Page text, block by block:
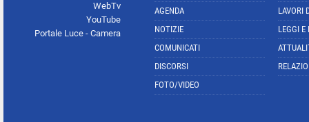
WebTv
YouTube
Portale Luce - Camera
AGENDA
NOTIZIE
COMUNICATI
DISCORSI
FOTO/VIDEO
LAVORI
LEGGI E